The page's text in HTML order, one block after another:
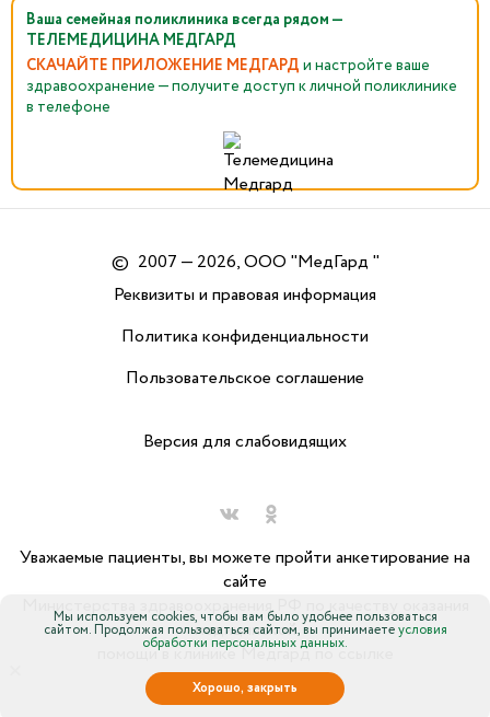
Ваша семейная поликлиника всегда рядом —
ТЕЛЕМЕДИЦИНА МЕДГАРД
СКАЧАЙТЕ ПРИЛОЖЕНИЕ МЕДГАРД и настройте ваше
здравоохранение — получите доступ к личной поликлинике
в телефоне
© 2007 — 2026, ООО "МедГард "
Реквизиты и правовая информация
Политика конфиденциальности
Пользовательское соглашение
Версия для слабовидящих
Уважаемые пациенты, вы можете пройти анкетирование на
сайте
Министерства здравоохранения РФ по качеству оказания
медицинской
помощи в клинике Медгард по ссылке
Мы используем cookies, чтобы вам было удобнее пользоваться
сайтом. Продолжая пользоваться сайтом, вы принимаетеусловия
обработки персональных данных.
Хорошо, закрыть